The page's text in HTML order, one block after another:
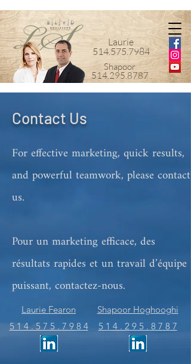
Laurie
514.575.7984
Shapoor
514.295.8787
Contact Us
For effective marketing, quick results,
and powerful teamwork, please contact
us.
Pour un marketing efficace, des
résultats rapides et un travail d’équipe
puissant, contactez-nous.
Laurie Fearon
5 1 4 . 5 7 5 . 7 9 8 4
Shapoor Hoghooghi
5 1 4 . 2 9 5 . 8 7 8 7